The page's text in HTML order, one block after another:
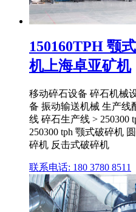
150160TPH 颚
机上海卓亚矿机
移动碎石设备 碎石机械
备 振动输送机械 生产线
线 碎石生产线 > 250300
250300 tph 颚式破碎机
碎机 反击式破碎机
联系电话: 180 3780 8511